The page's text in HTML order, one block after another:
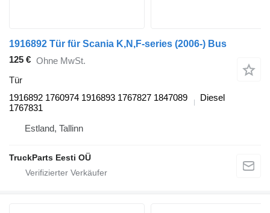
1916892 Tür für Scania K,N,F-series (2006-) Bus
125 € Ohne MwSt.
Tür
1916892 1760974 1916893 1767827 1847089
1767831
Diesel
Estland, Tallinn
TruckParts Eesti OÜ